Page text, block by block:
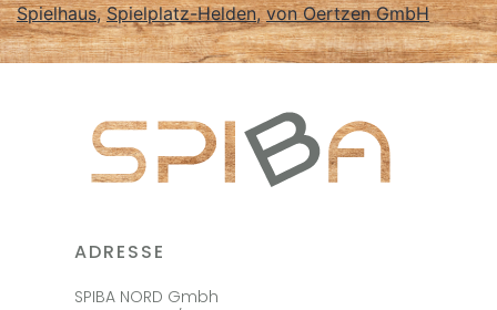
Spielhaus,Spielplatz-Helden,von Oertzen GmbH
ADRESSE
SPIBA NORD Gmbh